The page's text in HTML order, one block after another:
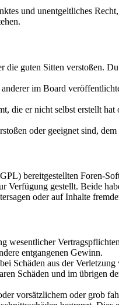
und unentgeltliches
guten Sitten verstoßen.
im Board
er nicht selbst erstellt
oder geeignet sind,
bereitgestellten Foren-
gestellt. Beide
oder auf Inhalte
entgangenen Gewinn.
Schäden aus der
Schäden und im übrigen
vorsätzlichem oder grob